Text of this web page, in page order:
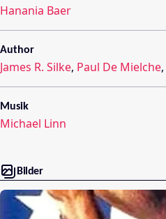
Hanania Baer
Author
James R. Silke, Paul De Mielche,
Musik
Michael Linn
Bilder